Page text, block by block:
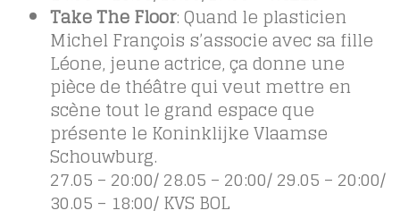
Take The Floor: Quand le plasticien
Michel François s’associe avec sa fille
Léone, jeune actrice, ça donne une
pièce de théâtre qui veut mettre en
scène tout le grand espace que
présente le Koninklijke Vlaamse
Schouwburg.
27.05 – 20:00/ 28.05 – 20:00/ 29.05 – 20:00/
30.05 – 18:00/ KVS BOL